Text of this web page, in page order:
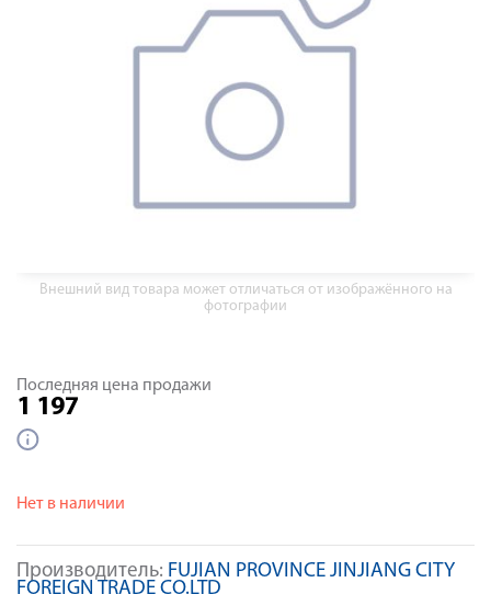
Внешний вид товара может отличаться от изображённого на
фотографии
Производитель: FUJIAN PROVINCE JINJIANG CITY
FOREIGN TRADE CO.LTD
Последняя цена продажи
1 197
Нет в наличии